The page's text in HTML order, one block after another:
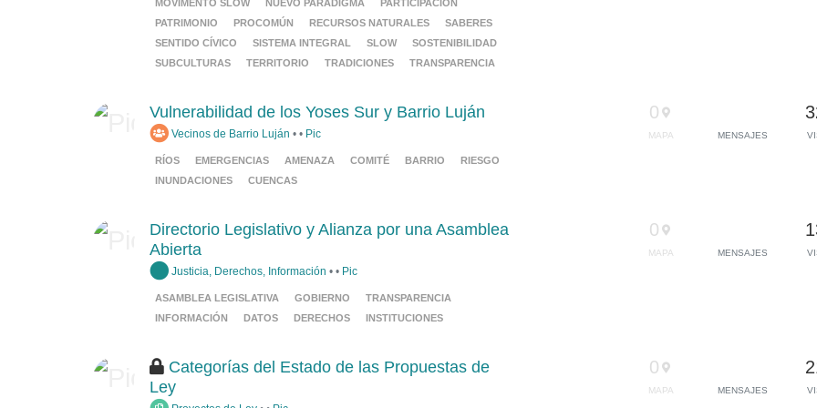
MOVIMENTO SLOW
NUEVO PARADIGMA
PARTICIPACIÓN
PATRIMONIO
PROCOMÚN RECURSOS NATURALES
SABERES
SENTIDO CÍVICO
SISTEMA INTEGRAL SLOW
SOSTENIBILIDAD
SUBCULTURAS
TERRITORIO TRADICIONES TRANSPARENCIA
Vulnerabilidad de los Yoses Sur y Barrio Luján
Vecinos de Barrio Luján •
RÍOS EMERGENCIAS AMENAZA COMITÉ BARRIO
RIESGO
INUNDACIONES
CUENCAS
• Pic
0
MAPA MENSAJES
Directorio Legislativo y Alianza por una Asamblea
Abierta
Justicia, Derechos, Información •
ASAMBLEA LEGISLATIVA GOBIERNO
TRANSPARENCIA
INFORMACIÓN
DATOS DERECHOS INSTITUCIONES
• Pic
0
MAPA MENSAJES
Categorías del Estado de las Propuestas de
Ley
0
MAPA MENSAJES